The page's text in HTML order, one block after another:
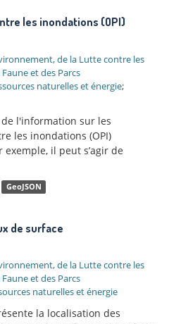
les inondations (OPI)
de la Lutte contre les
et des Parcs
naturelles et énergie;
l'information sur les
les inondations (OPI)
il peut s’agir de
GeoJSON
de surface
de la Lutte contre les
et des Parcs
naturelles et énergie
la localisation des